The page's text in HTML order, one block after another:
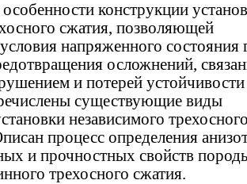
конструкции
сжатия, позволяющей
напряженного состояния
осложнений,
и потерей устойчивости
существующие виды
независимого
процесс определения
и прочностных свойств
трехосного сжатия.